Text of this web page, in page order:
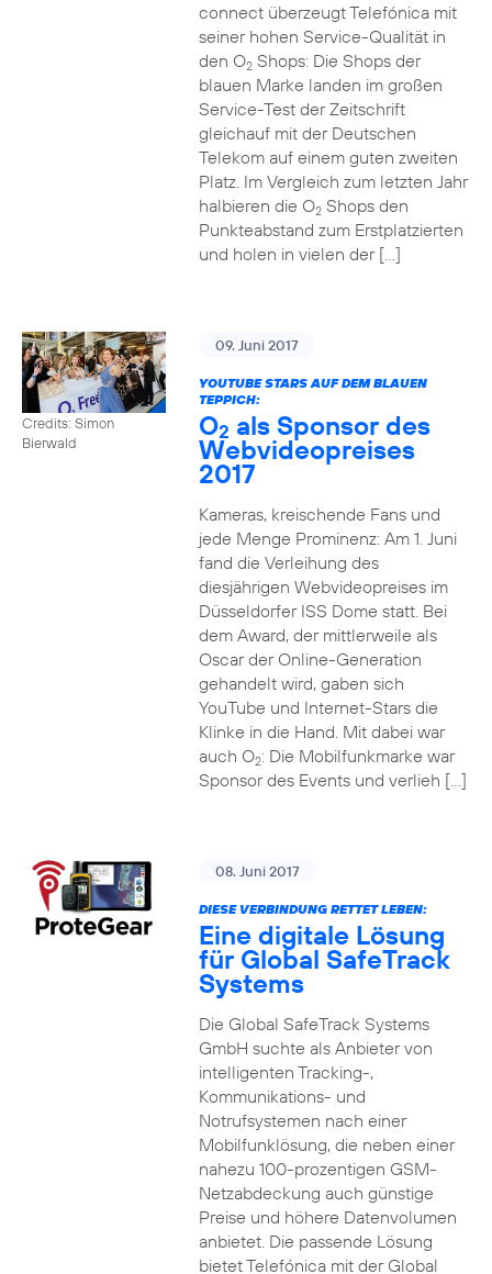
connect überzeugt Telefónica mit
seiner hohen Service-Qualität in
den O2Shops: Die Shops der
blauen Marke landen im großen
Service-Test der Zeitschrift
gleichauf mit der Deutschen
Telekom auf einem guten zweiten
Platz. Im Vergleich zum letzten Jahr
halbieren die O2Shops den
Punkteabstand zum Erstplatzierten
und holen in vielen der […]
Credits: Simon
Bierwald
09. Juni 2017
YOUTUBE STARS AUF DEM BLAUEN
TEPPICH:
O2 als Sponsor des
Webvideopreises
2017
Kameras, kreischende Fans und
jede Menge Prominenz: Am 1. Juni
fand die Verleihung des
diesjährigen Webvideopreises im
Düsseldorfer ISS Dome statt. Bei
dem Award, der mittlerweile als
Oscar der Online-Generation
gehandelt wird, gaben sich
YouTube und Internet-Stars die
Klinke in die Hand. Mit dabei war
auch O2: Die Mobilfunkmarke war
Sponsor des Events und verlieh […]
08. Juni 2017
DIESE VERBINDUNG RETTET LEBEN:
Eine digitale Lösung
für Global SafeTrack
Systems
Die Global SafeTrack Systems
GmbH suchte als Anbieter von
intelligenten Tracking-,
Kommunikations- und
Notrufsystemen nach einer
Mobilfunklösung, die neben einer
nahezu 100-prozentigen GSM-
Netzabdeckung auch günstige
Preise und höhere Datenvolumen
anbietet. Die passende Lösung
bietet Telefónica mit der Global